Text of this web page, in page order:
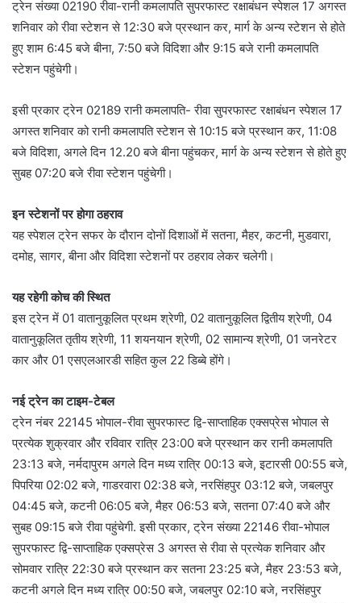
ट्रेन संख्या 02190 रीवा-रानी कमलापति सुपरफास्ट रक्षाबंधन स्पेशल 17 अगस्त
शनिवार को रीवा स्टेशन से 12:30 बजे प्रस्थान कर, मार्ग के अन्य स्टेशन से होते
हुए शाम 6:45 बजे बीना, 7:50 बजे विदिशा और 9:15 बजे रानी कमलापति
स्टेशन पहुंचेगी।
इसी प्रकार ट्रेन 02189 रानी कमलापति- रीवा सुपरफास्ट रक्षाबंधन स्पेशल 17
अगस्त शनिवार को रानी कमलापति स्टेशन से 10:15 बजे प्रस्थान कर, 11:08
बजे विदिशा, अगले दिन 12.20 बजे बीना पहुंचकर, मार्ग के अन्य स्टेशन से होते हुए
सुबह 07:20 बजे रीवा स्टेशन पहुंचेगी।
इन स्टेशनों पर होगा ठहराव
यह स्पेशल ट्रेन सफर के दौरान दोनों दिशाओं में सतना, मैहर, कटनी, मुडवारा,
दमोह, सागर, बीना और विदिशा स्टेशनों पर ठहराव लेकर चलेगी।
यह रहेगी कोच की स्थित
इस ट्रेन में 01 वातानुकूलित प्रथम श्रेणी, 02 वातानुकूलित द्वितीय श्रेणी, 04
वातानुकूलित तृतीय श्रेणी, 11 शयनयान श्रेणी, 02 सामान्य श्रेणी, 01 जनरेटर
कार और 01 एसएलआरडी सहित कुल 22 डिब्बे होंगे।
नई ट्रेन का टाइम-टेबल
ट्रेन नंबर 22145 भोपाल-रीवा सुपरफास्ट द्वि-साप्ताहिक एक्सप्रेस भोपाल से
प्रत्येक शुक्रवार और रविवार रात्रि 23:00 बजे प्रस्थान कर रानी कमलापति
23:13 बजे, नर्मदापुरम अगले दिन मध्य रात्रि 00:13 बजे, इटारसी 00:55 बजे,
पिपरिया 02:02 बजे, गाडरवारा 02:38 बजे, नरसिंहपुर 03:12 बजे, जबलपुर
04:45 बजे, कटनी 06:05 बजे, मैहर 06:53 बजे, सतना 07:40 बजे और
सुबह 09:15 बजे रीवा पहुंचेगी. इसी प्रकार, ट्रेन संख्या 22146 रीवा-भोपाल
सुपरफास्ट द्वि-साप्ताहिक एक्सप्रेस 3 अगस्त से रीवा से प्रत्येक शनिवार और
सोमवार रात्रि 22:30 बजे प्रस्थान कर सतना 23:25 बजे, मैहर 23:53 बजे,
कटनी अगले दिन मध्य रात्रि 00:50 बजे, जबलपुर 02:10 बजे, नरसिंहपुर